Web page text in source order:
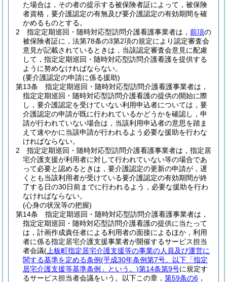
た場合は，その者の提示する被保険者証によって，被保険
者資格，要介護認定の有無及び要介護認定の有効期間を確
かめるものとする。
2
指定定期巡回・随時対応型訪問介護看護事業者は， 前項の
被保険者証に，法第78条の3第2項の規定により認定審査会
意見が記載されているときは，当該認定審査会意見に配慮
して，指定定期巡回・随時対応型訪問介護看護を提供する
ように努めなければならない。
(要介護認定の申請に係る援助)
第13条
指定定期巡回・随時対応型訪問介護看護事業者は，
指定定期巡回・随時対応型訪問介護看護の提供の開始に際
し，要介護認定を受けていない利用申込者については，要
介護認定の申請が既に行われているかどうかを確認し，申
請が行われていない場合は，当該利用申込者の意思を踏ま
えて速やかに当該申請が行われるよう必要な援助を行わな
ければならない。
2
指定定期巡回・随時対応型訪問介護看護事業者は，指定居
宅介護支援が利用者に対して行われていない等の場合であ
って必要と認めるときは，要介護認定の更新の申請が，遅
くとも当該利用者が受けている要介護認定の有効期間が終
了する日の30日前までに行われるよう，必要な援助を行わ
なければならない。
(心身の状況等の把握)
第14条
指定定期巡回・随時対応型訪問介護看護事業者は，
指定定期巡回・随時対応型訪問介護看護の提供に当たって
は，計画作成責任者による利用者の面接によるほか，利用
者に係る指定居宅介護支援事業者が開催するサービス担当
者会議( 上板町指定居宅介護支援等の事業の人員及び運営に
関する基準を定める条例(平成30年条例第7号。以下「指定
居宅介護支援等基準条例」という。)第14条第9号に規定す
るサービス担当者会議をいう。以下この章， 第59条の6 ，